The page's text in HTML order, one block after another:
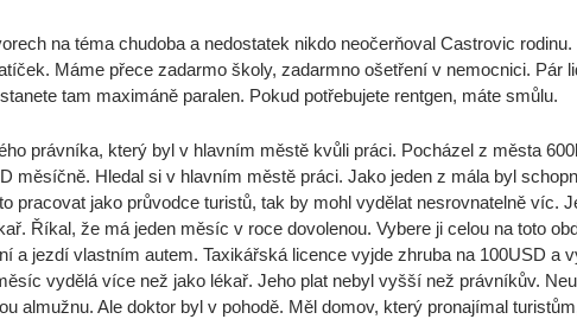
na téma chudoba a nedostatek nikdo neočerňoval Castrovic
Máme přece zadarmo školy, zadarmno ošetření v nemocnici. Pár
tam maximáně paralen. Pokud potřebujete rentgen, máte smůlu.
právníka, který byl v hlavním městě kvůli práci. Pocházel z města
měsíčně. Hledal si v hlavním městě práci. Jako jeden z mála byl
pracovat jako průvodce turistů, tak by mohl vydělat nesrovnatelně víc.
Říkal, že má jeden měsíc v roce dovolenou. Vybere ji celou na toto
a jezdí vlastním autem. Taxikářská licence vyjde zhruba na 100USD a
vydělá více než jako lékař. Jeho plat nebyl vyšší než právníkův.
almužnu. Ale doktor byl v pohodě. Měl domov, který pronajímal